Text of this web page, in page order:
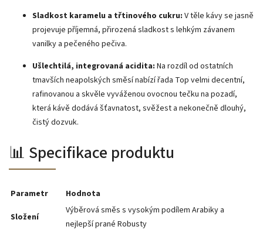
Sladkost karamelu a třtinového cukru: V těle kávy se jasně
projevuje příjemná, přirozená sladkost s lehkým závanem
vanilky a pečeného pečiva.
Ušlechtilá, integrovaná acidita: Na rozdíl od ostatních
tmavších neapolských směsí nabízí řada Top velmi decentní,
rafinovanou a skvěle vyváženou ovocnou tečku na pozadí,
která kávě dodává šťavnatost, svěžest a nekonečně dlouhý,
čistý dozvuk.
📊 Specifikace produktu
Parametr
Hodnota
Složení
Výběrová směs s vysokým podílem Arabiky a
nejlepší prané Robusty